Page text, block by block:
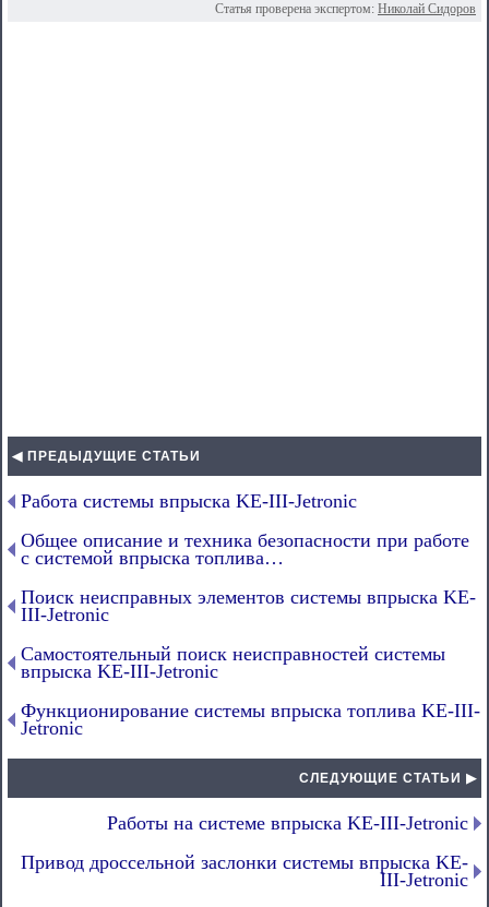
Статья проверена экспертом: Николай Сидоров
◀ ПРЕДЫДУЩИЕ СТАТЬИ
Работа системы впрыска KE-III-Jetronic
Общее описание и техника безопасности при работе
с системой впрыска топлива…
Поиск неисправных элементов системы впрыска KE-
III-Jetronic
Самостоятельный поиск неисправностей системы
впрыска KE-III-Jetronic
Функционирование системы впрыска топлива KE-III-
Jetronic
СЛЕДУЮЩИЕ СТАТЬИ ▶
Работы на системе впрыска KE-III-Jetronic
Привод дроссельной заслонки системы впрыска KE-
III-Jetronic